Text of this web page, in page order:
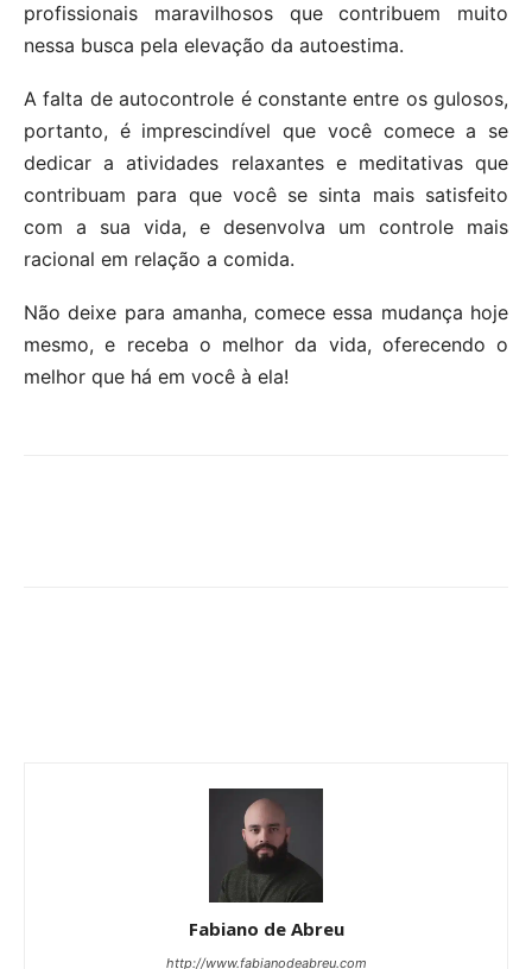
profissionais maravilhosos que contribuem muito
nessa busca pela elevação da autoestima.
A falta de autocontrole é constante entre os gulosos,
portanto, é imprescindível que você comece a se
dedicar a atividades relaxantes e meditativas que
contribuam para que você se sinta mais satisfeito
com a sua vida, e desenvolva um controle mais
racional em relação a comida.
Não deixe para amanha, comece essa mudança hoje
mesmo, e receba o melhor da vida, oferecendo o
melhor que há em você à ela!
Fabiano de Abreu
http://www.fabianodeabreu.com